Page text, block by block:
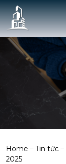
Home – Tin tức –
2025